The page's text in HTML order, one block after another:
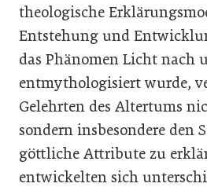
theologische
Entstehung und
das Phänomen Licht nach
entmythologisiert wurde,
Gelehrten des Altertums
sondern insbesondere den
göttliche Attribute zu
entwickelten sich